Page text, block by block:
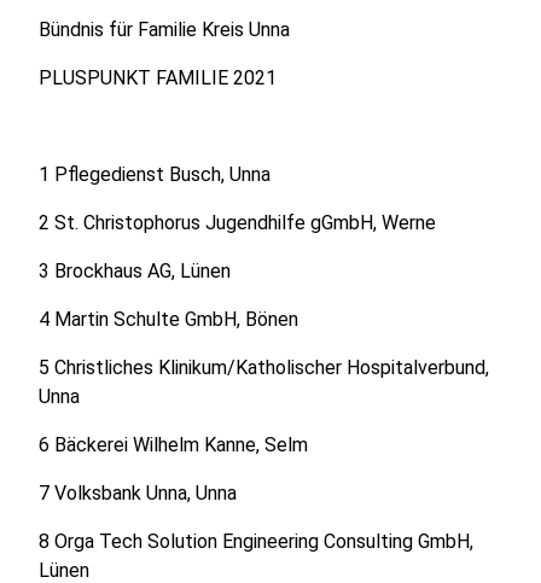
Bündnis für Familie Kreis Unna
PLUSPUNKT FAMILIE 2021
1 Pflegedienst Busch, Unna
2 St. Christophorus Jugendhilfe gGmbH, Werne
3 Brockhaus AG, Lünen
4 Martin Schulte GmbH, Bönen
5 Christliches Klinikum/Katholischer Hospitalverbund,
Unna
6 Bäckerei Wilhelm Kanne, Selm
7 Volksbank Unna, Unna
8 Orga Tech Solution Engineering Consulting GmbH,
Lünen